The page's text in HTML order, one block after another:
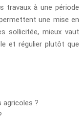
travaux à une période
une mise en
sollicitée, mieux vaut
et régulier plutôt que
agricoles ?